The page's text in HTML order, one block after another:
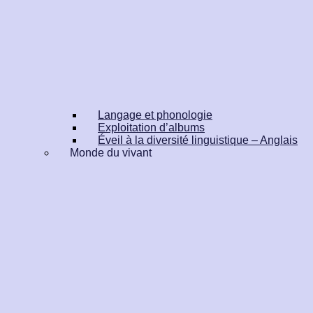
Langage et phonologie
Exploitation d’albums
Éveil à la diversité linguistique – Anglais
Monde du vivant